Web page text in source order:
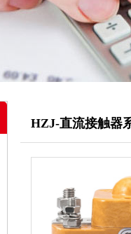
HZJ-直流接触器